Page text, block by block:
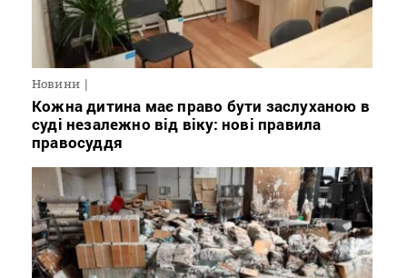
Новини
Кожна дитина має право бути заслуханою в
суді незалежно від віку: нові правила
правосуддя